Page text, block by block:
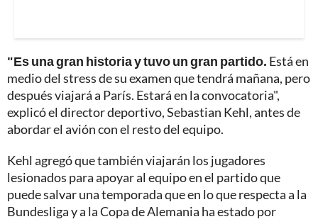
"Es una gran historia y tuvo un gran partido. Está en
medio del stress de su examen que tendrá mañana, pero
después viajará a París. Estará en la convocatoria",
explicó el director deportivo, Sebastian Kehl, antes de
abordar el avión con el resto del equipo.
Kehl agregó que también viajarán los jugadores
lesionados para apoyar al equipo en el partido que
puede salvar una temporada que en lo que respecta a la
Bundesliga y a la Copa de Alemania ha estado por